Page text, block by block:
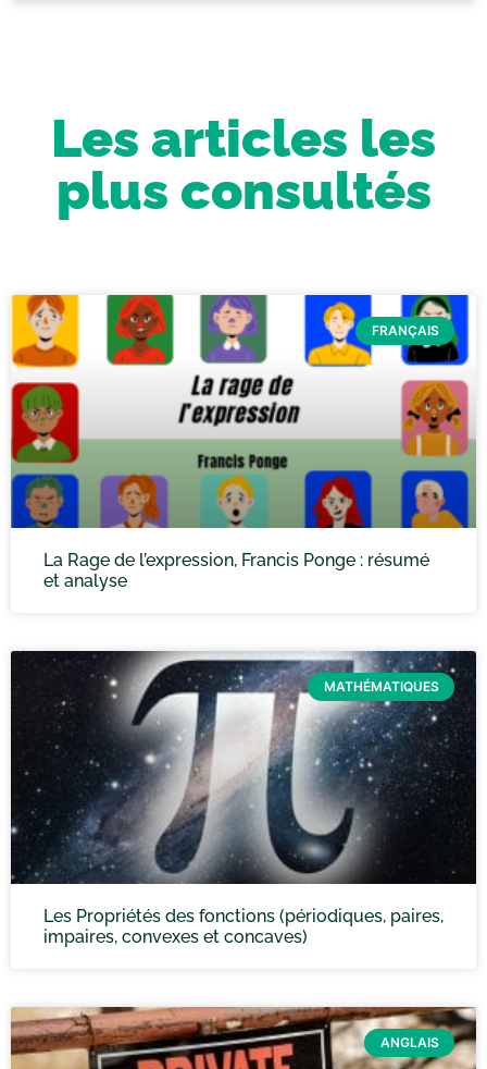
Les articles les
plus consultés
FRANÇAIS
La Rage de l’expression, Francis Ponge : résumé
et analyse
MATHÉMATIQUES
Les Propriétés des fonctions (périodiques, paires,
impaires, convexes et concaves)
ANGLAIS